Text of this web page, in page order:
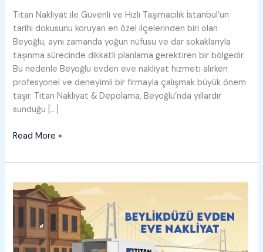
Titan Nakliyat ile Güvenli ve Hızlı Taşımacılık İstanbul’un
tarihi dokusunu koruyan en özel ilçelerinden biri olan
Beyoğlu, aynı zamanda yoğun nüfusu ve dar sokaklarıyla
taşınma sürecinde dikkatli planlama gerektiren bir bölgedir.
Bu nedenle Beyoğlu evden eve nakliyat hizmeti alırken
profesyonel ve deneyimli bir firmayla çalışmak büyük önem
taşır. Titan Nakliyat & Depolama, Beyoğlu’nda yıllardır
sunduğu […]
Beyoğlu
Eve
Read More »